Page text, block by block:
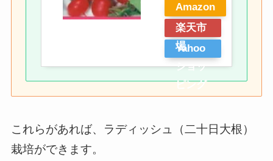
Amazon
楽天市
場
Yahoo
ショッ
ピング
これらがあれば、ラディッシュ（二十日大根）
栽培ができます。